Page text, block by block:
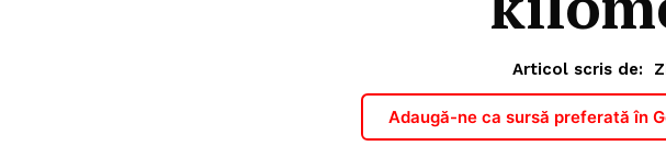
Articol scris de:
Adaugă-ne ca sursă preferată în